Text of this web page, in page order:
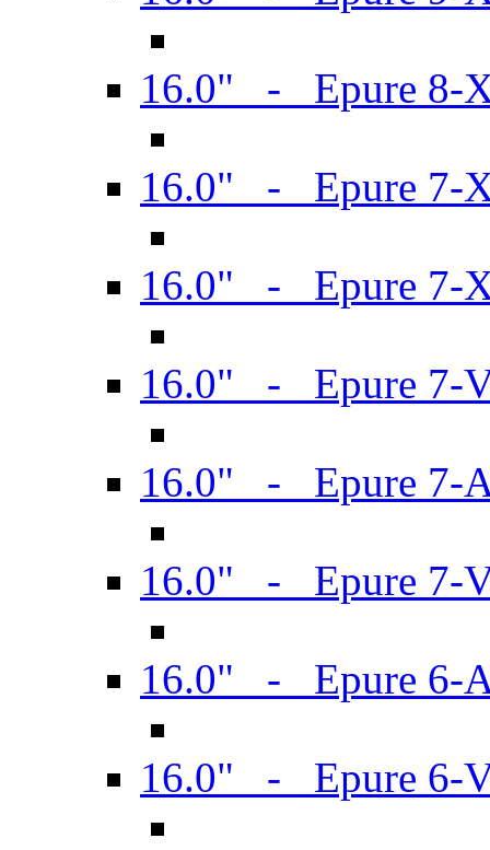
16.0" - Epure 8-
16.0" - Epure 7-
16.0" - Epure 7-
16.0" - Epure 7-
16.0" - Epure 7-
16.0" - Epure 7-
16.0" - Epure 6-
16.0" - Epure 6-